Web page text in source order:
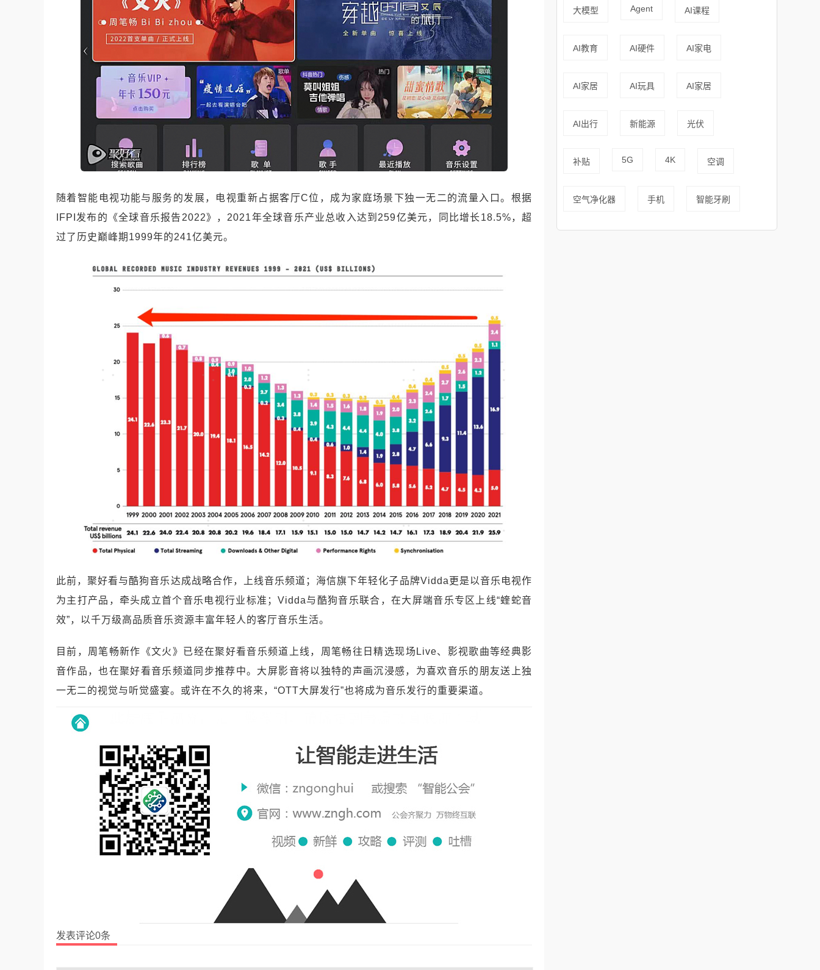
随着智能电视功能与服务的发展，电视重新占据客厅C位，成为家庭场景下独一无二的流量入口。根据
IFPI发布的《全球音乐报告2022》，2021年全球音乐产业总收入达到259亿美元，同比增长18.5%，超
过了历史巅峰期1999年的241亿美元。
此前，聚好看与酷狗音乐达成战略合作，上线音乐频道；海信旗下年轻化子品牌Vidda更是以音乐电视作
为主打产品，牵头成立首个音乐电视行业标准；Vidda与酷狗音乐联合，在大屏端音乐专区上线“蝰蛇音
效”，以千万级高品质音乐资源丰富年轻人的客厅音乐生活。
目前，周笔畅新作《文火》已经在聚好看音乐频道上线，周笔畅往日精选现场Live、影视歌曲等经典影
音作品，也在聚好看音乐频道同步推荐中。大屏影音将以独特的声画沉浸感，为喜欢音乐的朋友送上独
一无二的视觉与听觉盛宴。或许在不久的将来，“OTT大屏发行”也将成为音乐发行的重要渠道。
发表评论0条
大模型 Agent AI课程
AI教育 AI硬件 AI家电
AI家居 AI玩具 AI家居
AI出行 新能源 光伏
补贴 5G 4K 空调
空气净化器 手机 智能牙刷